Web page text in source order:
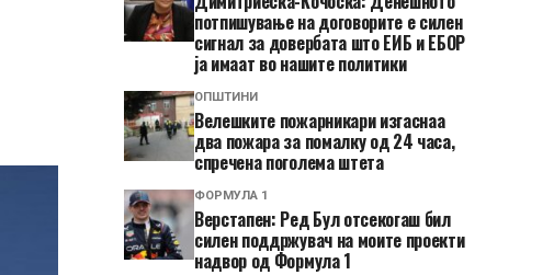
потпишување на договорите е силен
сигнал за довербата што ЕИБ и ЕБОР
ја имаат во нашите политики
ОПШТИНИ
Велешките пожарникари изгаснаа
два пожара за помалку од 24 часа,
спречена поголема штета
ФОРМУЛА 1
Верстапен: Ред Бул отсекогаш бил
силен поддржувач на моите проекти
надвор од Формула 1